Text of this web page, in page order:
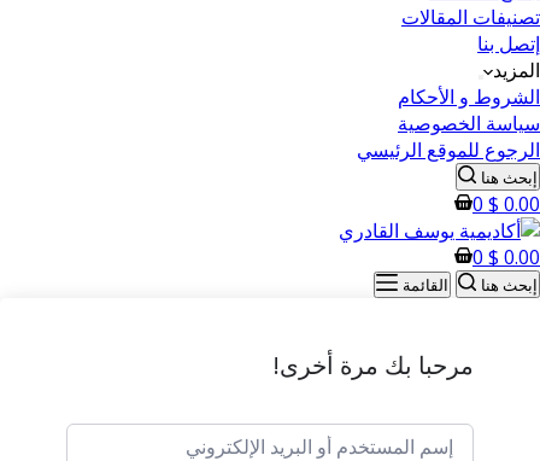
تصنيفات المقالات
إتصل بنا
المزيد
الشروط و الأحكام
سياسة الخصوصية
الرجوع للموقع الرئيسي
إبحث هنا
0.00
$
0
0.00
$
0
إبحث هنا القائمة
مرحبا بك مرة أخرى!